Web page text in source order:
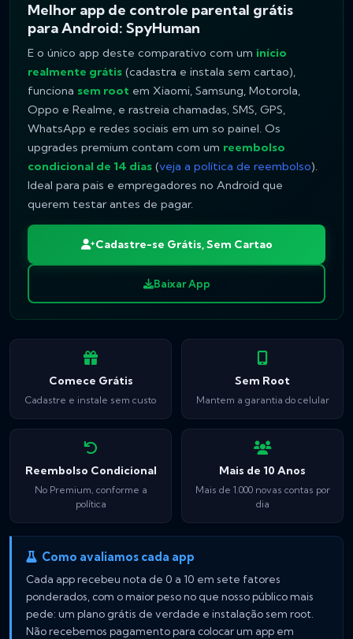
Melhor app de controle parental grátis
para Android: SpyHuman
E o único app deste comparativo com um início
realmente grátis (cadastra e instala sem cartao),
funciona sem root em Xiaomi, Samsung, Motorola,
Oppo e Realme, e rastreia chamadas, SMS, GPS,
WhatsApp e redes sociais em um so painel. Os
upgrades premium contam com um reembolso
condicional de 14 dias (veja a política de reembolso).
Ideal para pais e empregadores no Android que
querem testar antes de pagar.
Cadastre-se Grátis, Sem Cartao
Baixar App
Comece Grátis
Cadastre e instale sem custo
Sem Root
Mantem a garantia do celular
Reembolso Condicional
No Premium, conforme a
política
Mais de 10 Anos
Mais de 1.000 novas contas por
dia
Como avaliamos cada app
Cada app recebeu nota de 0 a 10 em sete fatores
ponderados, com o maior peso no que nosso público mais
pede: um plano grátis de verdade e instalação sem root.
Não recebemos pagamento para colocar um app em